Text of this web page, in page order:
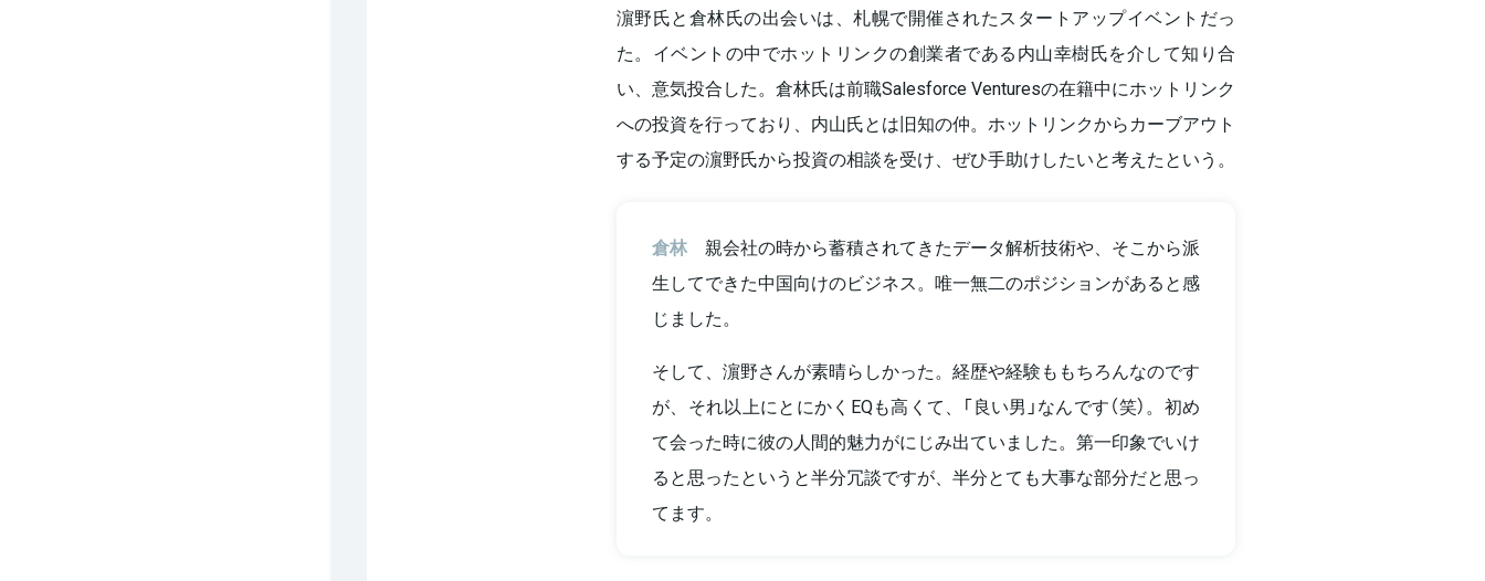
濵野氏と倉林氏の出会いは、札幌で開催されたスタートアップイベントだっ
た。イベントの中でホットリンクの創業者である内山幸樹氏を介して知り合
い、意気投合した。倉林氏は前職Salesforce Venturesの在籍中にホットリンク
への投資を行っており、内山氏とは旧知の仲。ホットリンクからカーブアウト
する予定の濵野氏から投資の相談を受け、ぜひ手助けしたいと考えたという。
倉林
親会社の時から蓄積されてきたデータ解析技術や、そこから派
生してできた中国向けのビジネス。唯一無二のポジションがあると感
じました。
そして、濵野さんが素晴らしかった。経歴や経験ももちろんなのです
が、それ以上にとにかくEQも高くて、「良い男」なんです（笑）。初め
て会った時に彼の人間的魅力がにじみ出ていました。第一印象でいけ
ると思ったというと半分冗談ですが、半分とても大事な部分だと思っ
てます。